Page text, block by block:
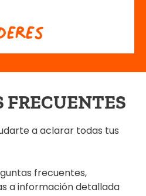
eres
FRECUENTES
a aclarar todas tus
frecuentes,
a información detallada